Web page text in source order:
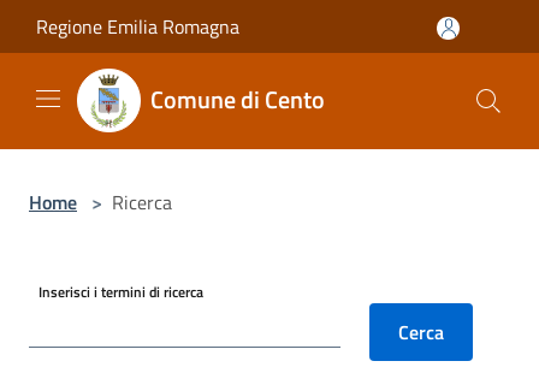
Salta al contenuto principale
Regione Emilia Romagna
Comune di Cento
Home > Ricerca
Inserisci i termini di ricerca
Cerca